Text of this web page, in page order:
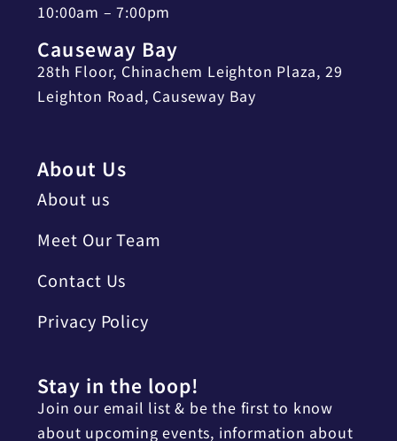
10:00am – 7:00pm
Causeway Bay
28th Floor, Chinachem Leighton Plaza, 29
Leighton Road, Causeway Bay
About Us
About us
Meet Our Team
Contact Us
Privacy Policy
Stay in the loop!
Join our email list & be the first to know
about upcoming events, information about